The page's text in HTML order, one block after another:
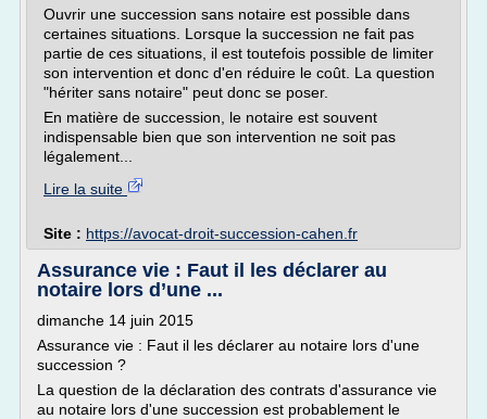
Ouvrir une succession sans notaire est possible dans
certaines situations. Lorsque la succession ne fait pas
partie de ces situations, il est toutefois possible de limiter
son intervention et donc d'en réduire le coût. La question
"hériter sans notaire" peut donc se poser.
En matière de succession, le notaire est souvent
indispensable bien que son intervention ne soit pas
légalement...
Lire la suite
Site : https://avocat-droit-succession-cahen.fr
Assurance vie : Faut il les déclarer au
notaire lors d’une ...
dimanche 14 juin 2015
Assurance vie : Faut il les déclarer au notaire lors d'une
succession ?
La question de la déclaration des contrats d'assurance vie
au notaire lors d'une succession est probablement le